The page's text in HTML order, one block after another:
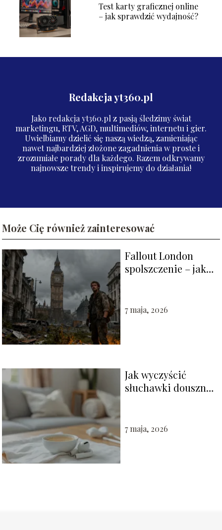
Test karty graficznej online
– jak sprawdzić wydajność?
Redakcja yt360.pl
Jako redakcja yt360.pl z pasją śledzimy świat
marketingu, RTV, AGD, multimediów, internetu i gier.
Uwielbiamy dzielić się naszą wiedzą, zamieniając
nawet najbardziej złożone zagadnienia w proste i
zrozumiałe porady dla każdego. Razem odkrywamy
najnowsze trendy i inspirujemy do działania!
Może Cię również zainteresować
Fallout London
spolszczenie – jak
7 maja, 2026
Jak wyczyścić
słuchawki douszne
7 maja, 2026